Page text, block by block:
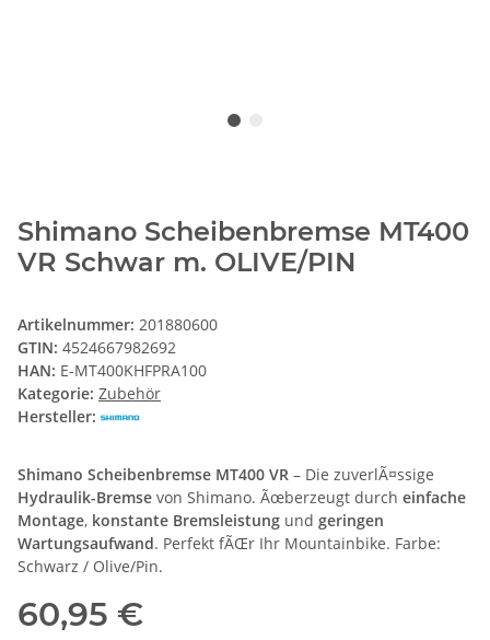
Shimano Scheibenbremse MT400
VR Schwar m. OLIVE/PIN
Artikelnummer: 201880600
GTIN: 4524667982692
HAN: E-MT400KHFPRA100
Kategorie: Zubehör
Hersteller:
Shimano Scheibenbremse MT400 VR – Die zuverlÃ¤ssige
Hydraulik-Bremse von Shimano. Ãœberzeugt durch einfache
Montage, konstante Bremsleistung und geringen
Wartungsaufwand. Perfekt fÃŒr Ihr Mountainbike. Farbe:
Schwarz / Olive/Pin.
60,95 €